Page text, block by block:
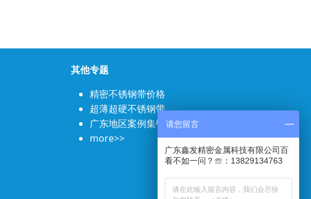
其他专题
精密不锈钢带价格
超薄超硬不锈钢带
广东地区案例集锦
more>>
请您留言
广东鑫发精密金属科技有限公司百
看不如一问？☏：13829134763